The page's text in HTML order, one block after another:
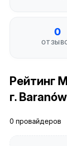
0
Рейтинг
г. Baranów
0 провайдеров